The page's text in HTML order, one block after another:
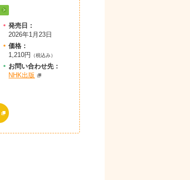
発売日：
2026年1月23日
価格：
1,210円
（税込み）
お問い合わせ先：
NHK出版